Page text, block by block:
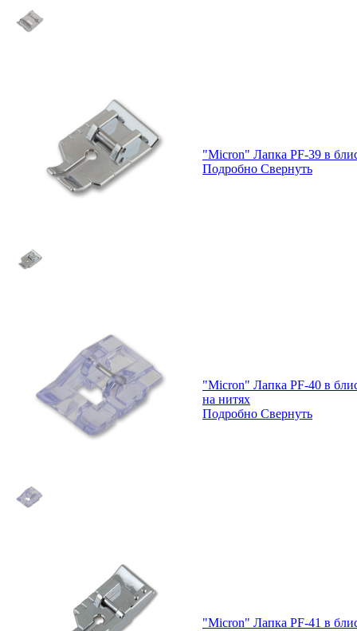
"Micron" Лапка PF-39 в
Подробно Свернуть
"Micron" Лапка PF-40 в
на нитях
Подробно Свернуть
"Micron" Лапка PF-41 в